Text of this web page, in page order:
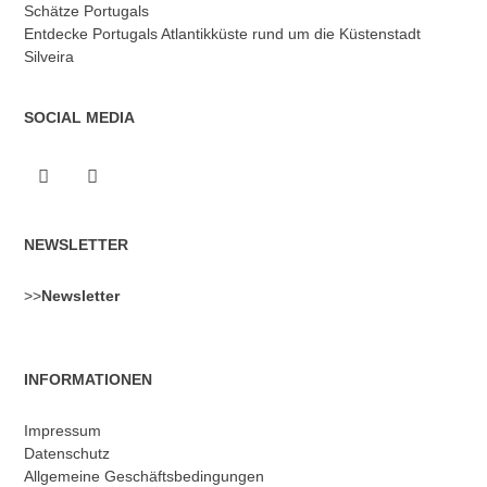
Schätze Portugals
Entdecke Portugals Atlantikküste rund um die Küstenstadt
Silveira
SOCIAL MEDIA
NEWSLETTER
>>Newsletter
INFORMATIONEN
Impressum
Datenschutz
Allgemeine Geschäftsbedingungen